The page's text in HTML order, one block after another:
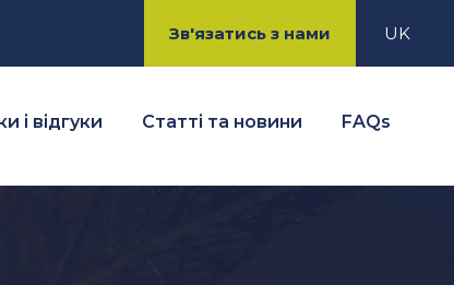
Зв'язатись з нами UK
і відгуки Статті та новини FAQs